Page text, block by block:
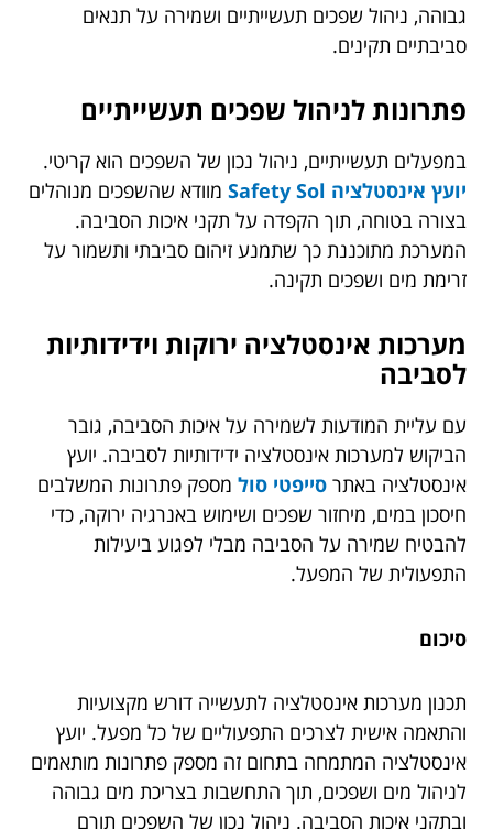
גבוהה, ניהול שפכים תעשייתיים ושמירה על תנאים
סביבתיים תקינים.
פתרונות לניהול שפכים תעשייתיים
במפעלים תעשייתיים, ניהול נכון של השפכים הוא קריטי.
יועץ אינסטלציה Safety Sol
מוודא שהשפכים מנוהלים
בצורה בטוחה, תוך הקפדה על תקני איכות הסביבה.
המערכת מתוכננת כך שתמנע זיהום סביבתי ותשמור על
זרימת מים ושפכים תקינה.
מערכות אינסטלציה ירוקות וידידותיות
לסביבה
עם עליית המודעות לשמירה על איכות הסביבה, גובר
הביקוש למערכות אינסטלציה ידידותיות לסביבה. יועץ
אינסטלציה באתר סייפטי סול מספק פתרונות המשלבים
חיסכון במים, מיחזור שפכים ושימוש באנרגיה ירוקה, כדי
להבטיח שמירה על הסביבה מבלי לפגוע ביעילות
התפעולית של המפעל.
סיכום
תכנון מערכות אינסטלציה לתעשייה דורש מקצועיות
והתאמה אישית לצרכים התפעוליים של כל מפעל. יועץ
אינסטלציה המתמחה בתחום זה מספק פתרונות מותאמים
לניהול מים ושפכים, תוך התחשבות בצריכת מים גבוהה
ובתקני איכות הסביבה. ניהול נכון של השפכים תורם